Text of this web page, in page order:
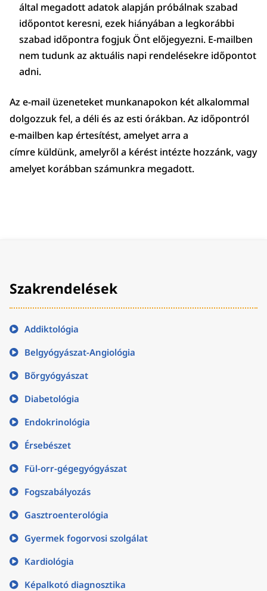
által megadott adatok alapján próbálnak szabad
időpontot keresni, ezek hiányában a legkorábbi
szabad időpontra fogjuk Önt előjegyezni. E-mailben
nem tudunk az aktuális napi rendelésekre időpontot
adni.
Az e-mail üzeneteket munkanapokon két alkalommal
dolgozzuk fel, a déli és az esti órákban. Az időpontról
e-mailben kap értesítést, amelyet arra a
címre küldünk, amelyről a kérést intézte hozzánk, vagy
amelyet korábban számunkra megadott.
Szakrendelések
Addiktológia
Belgyógyászat-Angiológia
Bőrgyógyászat
Diabetológia
Endokrinológia
Érsebészet
Fül-orr-gégegyógyászat
Fogszabályozás
Gasztroenterológia
Gyermek fogorvosi szolgálat
Kardiológia
Képalkotó diagnosztika